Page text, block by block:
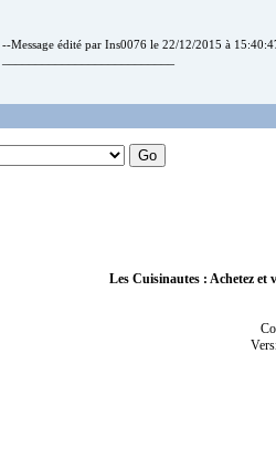
--Message édité par Ins0076 le 22/12/2015 à
Les Cuisinautes : Achetez et